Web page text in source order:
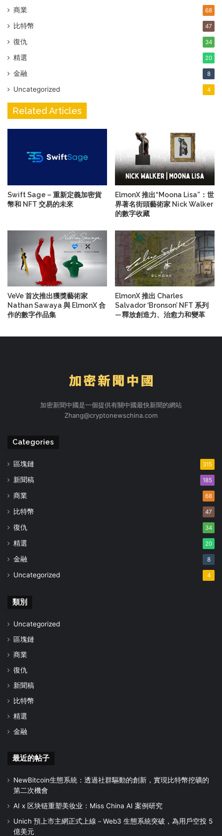
商業 68
比特幣 47
復仇 34
精選 20
金融 8
Uncategorized 4
Related Articles
Swift Sage – 重新定義加密貨
幣和 NFT 交易的未來
ElmonX 推出“Moona Lisa”：世
界著名街頭藝術家 Nick Walker
的數字收藏
VeVe 首次推出獲獎藝術家
Nathan Sawaya 與 ElmonX 合
作的數字作品集
ElmonX 推出 Charles
Salvador ‘Bronson’ NFT 系列
— 釋放創造力、治愈力和變革
加密新聞中國是一個提供有關中國最快新聞的網站
Zhang@cryptonewschina.com
Categories
區塊鏈 315
新聞稿 185
商業 68
比特幣 47
復仇 34
精選 20
金融 8
Uncategorized 4
類別
Uncategorized
區塊鏈
商業
復仇
新聞稿
比特幣
精選
金融
最近的帖子
NewBitcoin生態系統：透過社群驅動的創新，實現比特幣挖礦的
第二次機會
AI x 区块链重塑美妆业：Miss China AI 案例研究
Unich 預上市主網正式上線－Web3 生態系統突破，為用戶空投 5
億美元